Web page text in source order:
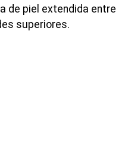
de piel extendida entre
superiores.